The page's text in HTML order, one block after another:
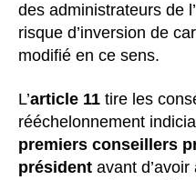
des administrateurs de
risque d’inversion de
modifié en ce sens.
L’article 11 tire les
rééchelonnement
premiers conseillers
président avant